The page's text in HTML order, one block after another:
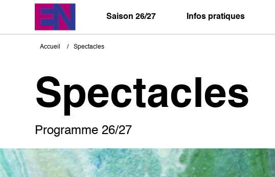
Saison 26/27 Infos pratiques
Fil
Accueil Spectacles
Spectacles
Programme 26/27